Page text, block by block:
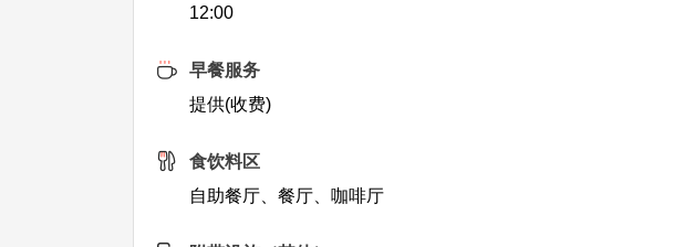
12:00
早餐服务
提供(收费)
食饮料区
自助餐厅、餐厅、咖啡厅